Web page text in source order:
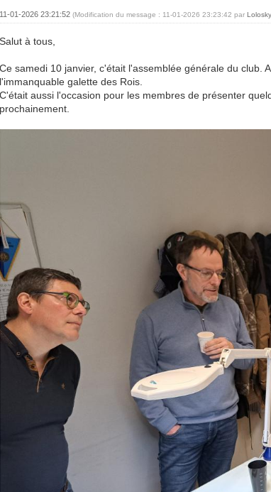
11-01-2026 23:21:52(Modification du message : 11-01-2026 23:23:42 par
Salut à tous,
Ce samedi 10 janvier, c'était l'assemblée générale du club.
l'immanquable galette des Rois.
C'était aussi l'occasion pour les membres de présenter
prochainement.